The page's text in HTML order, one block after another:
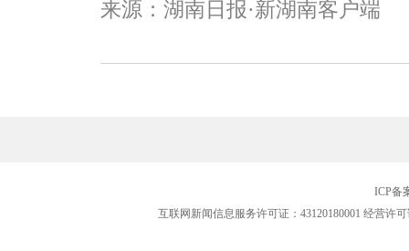
来源：湖南日报·新湖南客户端
ICP备
互联网新闻信息服务许可证：43120180001 经营许可